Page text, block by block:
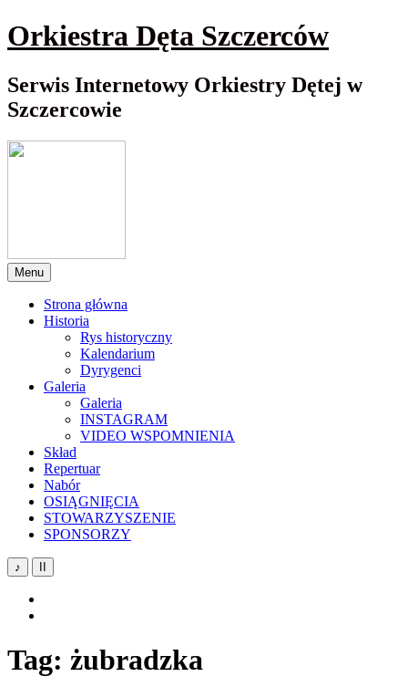
Przewiń
do
Orkiestra Dęta Szczerców
Serwis Internetowy Orkiestry Dętej w
Szczercowie
Menu
Strona główna
Historia
Rys historyczny
Kalendarium
Dyrygenci
Galeria
Galeria
INSTAGRAM
VIDEO WSPOMNIENIA
Skład
Repertuar
Nabór
OSIĄGNIĘCIA
STOWARZYSZENIE
SPONSORZY
♪
Tag: żubradzka